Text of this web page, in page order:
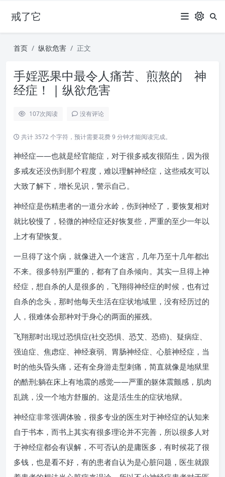
戒了它
首页 纵欲危害 正文
手婬恶果中最令人痛苦、煎熬的 神
经症！ | 纵欲危害
107次阅读 没有评论
共计 3572 个字符，预计需要花费 9 分钟才能阅读完成。
神经症——也就是经官能症，对于很多戒友很陌生，因为很
多戒友还没伤到那个程度，难以理解神经症，这些戒友可以
大致了解下，增长见识，警示自己。
神经症是伤精患者的一道分水岭，伤到神经了，要恢复相对
就比较慢了，轻微的神经症还好恢复些，严重的至少一年以
上才有望恢复。
一旦得了这个病，就像进入一个迷宫，几年乃至十几年都出
不来。很多特别严重的，都有了自杀倾向。其实一旦得上神
经症，想自杀的人是很多的，飞翔得神经症的时候，也有过
自杀的念头，那时他每天生活在症状地域里，没有经历过的
人，很难体会那种对于身心的两面的摧残。
飞翔那时出现过恐惧症(社交恐惧、恐艾、恐癌)、疑病症、
强迫症、焦虑症、神经衰弱、胃肠神经症、心脏神经症，当
时的他头昏头痛，还有全身游走型刺痛，简直就像是地狱里
的酷刑;躺在床上有地震的感觉——严重的躯体震颤感，肌肉
乱跳，没一个地方舒服的。这是活生生的症状地狱。
神经症非常强调体验，很多专业的医生对于神经症的认知来
自于书本，而书上其实有很多理论并不完善，所以很多人对
于神经症都会有误解，不可否认的是庸医多，有时候花了很
多钱，也是看不好，有的患者自认为是心脏问题，医生就跟